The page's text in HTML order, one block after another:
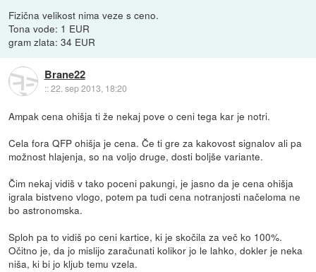
Fizična velikost nima veze s ceno.
Tona vode: 1 EUR
gram zlata: 34 EUR
Brane22
::22. sep 2013, 18:20
Ampak cena ohišja ti že nekaj pove o ceni tega kar je notri.
Cela fora QFP ohišja je cena. Če ti gre za kakovost signalov ali pa
možnost hlajenja, so na voljo druge, dosti boljše variante.
Čim nekaj vidiš v tako poceni pakungi, je jasno da je cena ohišja
igrala bistveno vlogo, potem pa tudi cena notranjosti načeloma ne
bo astronomska.
Sploh pa to vidiš po ceni kartice, ki je skočila za več ko 100%.
Očitno je, da jo mislijo zaračunati kolikor jo le lahko, dokler je neka
niša, ki bi jo kljub temu vzela.